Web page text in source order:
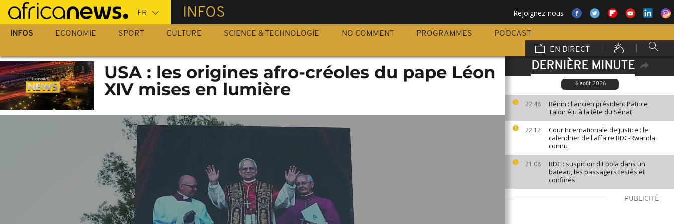
Passer
au
contenu
INFOS Rejoignez-nous
INFOS ECONOMIE SPORT CULTURE SCIENCE & TECHNOLOGIE NO COMMENT PROGRAMMES
PODCAST
EN DIRECT
DERNIÈRE MINUTE
6 août 2026
22:48
Bénin : l'ancien président Patrice
Talon élu à la tête du Sénat
22:12
Cour Internationale de justice : le
calendrier de l'affaire RDC-Rwanda
connu
21:08
RDC : suspicion d'Ebola dans un
bateau, les passagers testés et
confinés
PUBLICITÉ
USA : les origines afro-créoles du pape Léon
XIV mises en lumière